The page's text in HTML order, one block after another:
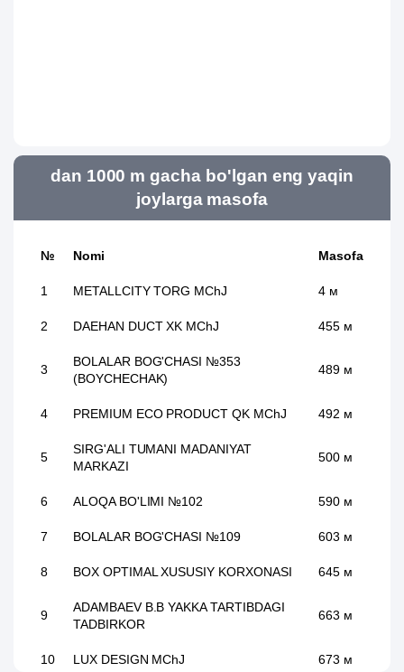
dan 1000 m gacha bo'lgan eng yaqin
joylarga masofa
№ Nomi Masofa
1 METALLCITY TORG MChJ 4 м
2 DAEHAN DUCT XK MChJ 455 м
3
BOLALAR BOG'CHASI №353
(BOYCHECHAK)
489 м
4 PREMIUM ECO PRODUCT QK MChJ 492 м
5
SIRG'ALI TUMANI MADANIYAT
MARKAZI
500 м
6 ALOQA BO'LIMI №102 590 м
7 BOLALAR BOG'CHASI №109 603 м
8 BOX OPTIMAL XUSUSIY KORXONASI 645 м
9
ADAMBAEV B.B YAKKA TARTIBDAGI
TADBIRKOR
663 м
10 LUX DESIGN MChJ 673 м